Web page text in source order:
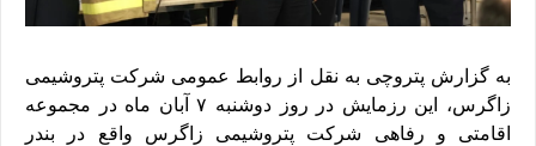
به گزارش پتروچی به نقل از روابط عمومی شرکت پتروشیمی
زاگرس، این رزمایش در روز دوشنبه ۷ آبان ماه در مجموعه
اقامتی و رفاهی شرکت پتروشیمی زاگرس واقع در بندر